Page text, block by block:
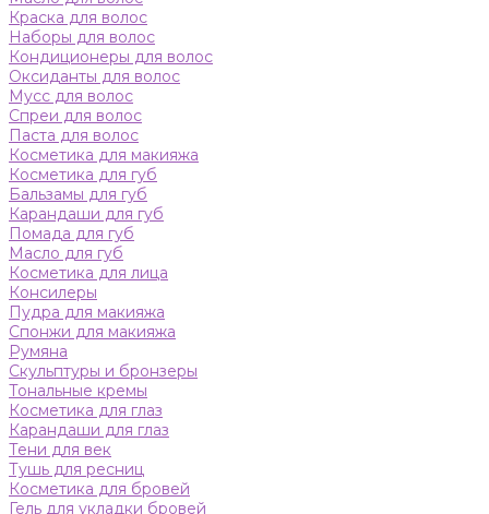
Краска для волос
Наборы для волос
Кондиционеры для волос
Оксиданты для волос
Мусс для волос
Спреи для волос
Паста для волос
Косметика для макияжа
Косметика для губ
Бальзамы для губ
Карандаши для губ
Помада для губ
Масло для губ
Косметика для лица
Консилеры
Пудра для макияжа
Спонжи для макияжа
Румяна
Скульптуры и бронзеры
Тональные кремы
Косметика для глаз
Карандаши для глаз
Тени для век
Тушь для ресниц
Косметика для бровей
Гель для укладки бровей